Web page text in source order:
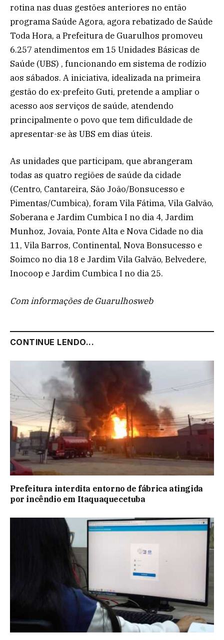
rotina nas duas gestões anteriores no então
programa Saúde Agora, agora rebatizado de Saúde
Toda Hora, a Prefeitura de Guarulhos promoveu
6.257 atendimentos em 15 Unidades Básicas de
Saúde (UBS) , funcionando em sistema de rodízio
aos sábados. A iniciativa, idealizada na primeira
gestão do ex-prefeito Guti, pretende a ampliar o
acesso aos serviços de saúde, atendendo
principalmente o povo que tem dificuldade de
apresentar-se às UBS em dias úteis.
As unidades que participam, que abrangeram
todas as quatro regiões de saúde da cidade
(Centro, Cantareira, São João/Bonsucesso e
Pimentas/Cumbica), foram Vila Fátima, Vila Galvão,
Soberana e Jardim Cumbica I no dia 4, Jardim
Munhoz, Jovaia, Ponte Alta e Nova Cidade no dia
11, Vila Barros, Continental, Nova Bonsucesso e
Soimco no dia 18 e Jardim Vila Galvão, Belvedere,
Inocoop e Jardim Cumbica I no dia 25.
Com informações de Guarulhosweb
CONTINUE LENDO...
Prefeitura interdita entorno de fábrica atingida
por incêndio em Itaquaquecetuba